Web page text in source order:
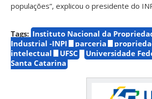
populações”, explicou o presidente do
Tags: Instituto Nacional da
Industrial -INPI
parceria
intelectual
UFSC
Universidade
Santa Catarina